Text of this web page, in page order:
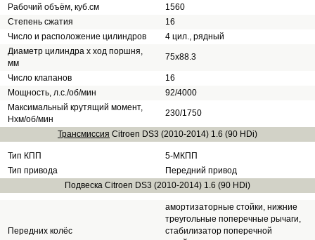
Рабочий объём, куб.см
1560
Степень сжатия
16
Число и расположение цилиндров
4 цил., рядный
Диаметр цилиндра х ход поршня,
мм
75x88.3
Число клапанов
16
Мощность, л.с./об/мин
92/4000
Максимальный крутящий момент,
Нхм/об/мин
230/1750
Трансмиссия Citroen DS3 (2010-2014) 1.6 (90 HDi)
Тип КПП
5-МКПП
Тип привода
Передний привод
Подвеска Citroen DS3 (2010-2014) 1.6 (90 HDi)
Передних колёс
амортизаторные стойки, нижние
треугольные поперечные рычаги,
стабилизатор поперечной